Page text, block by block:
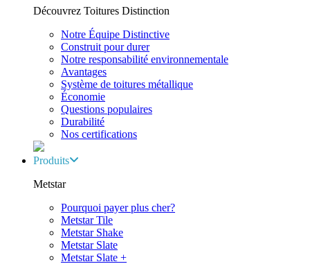
Découvrez Toitures Distinction
Notre Équipe Distinctive
Construit pour durer
Notre responsabilité environnementale
Avantages
Système de toitures métallique
Économie
Questions populaires
Durabilité
Nos certifications
Produits
Metstar
Pourquoi payer plus cher?
Metstar Tile
Metstar Shake
Metstar Slate
Metstar Slate +